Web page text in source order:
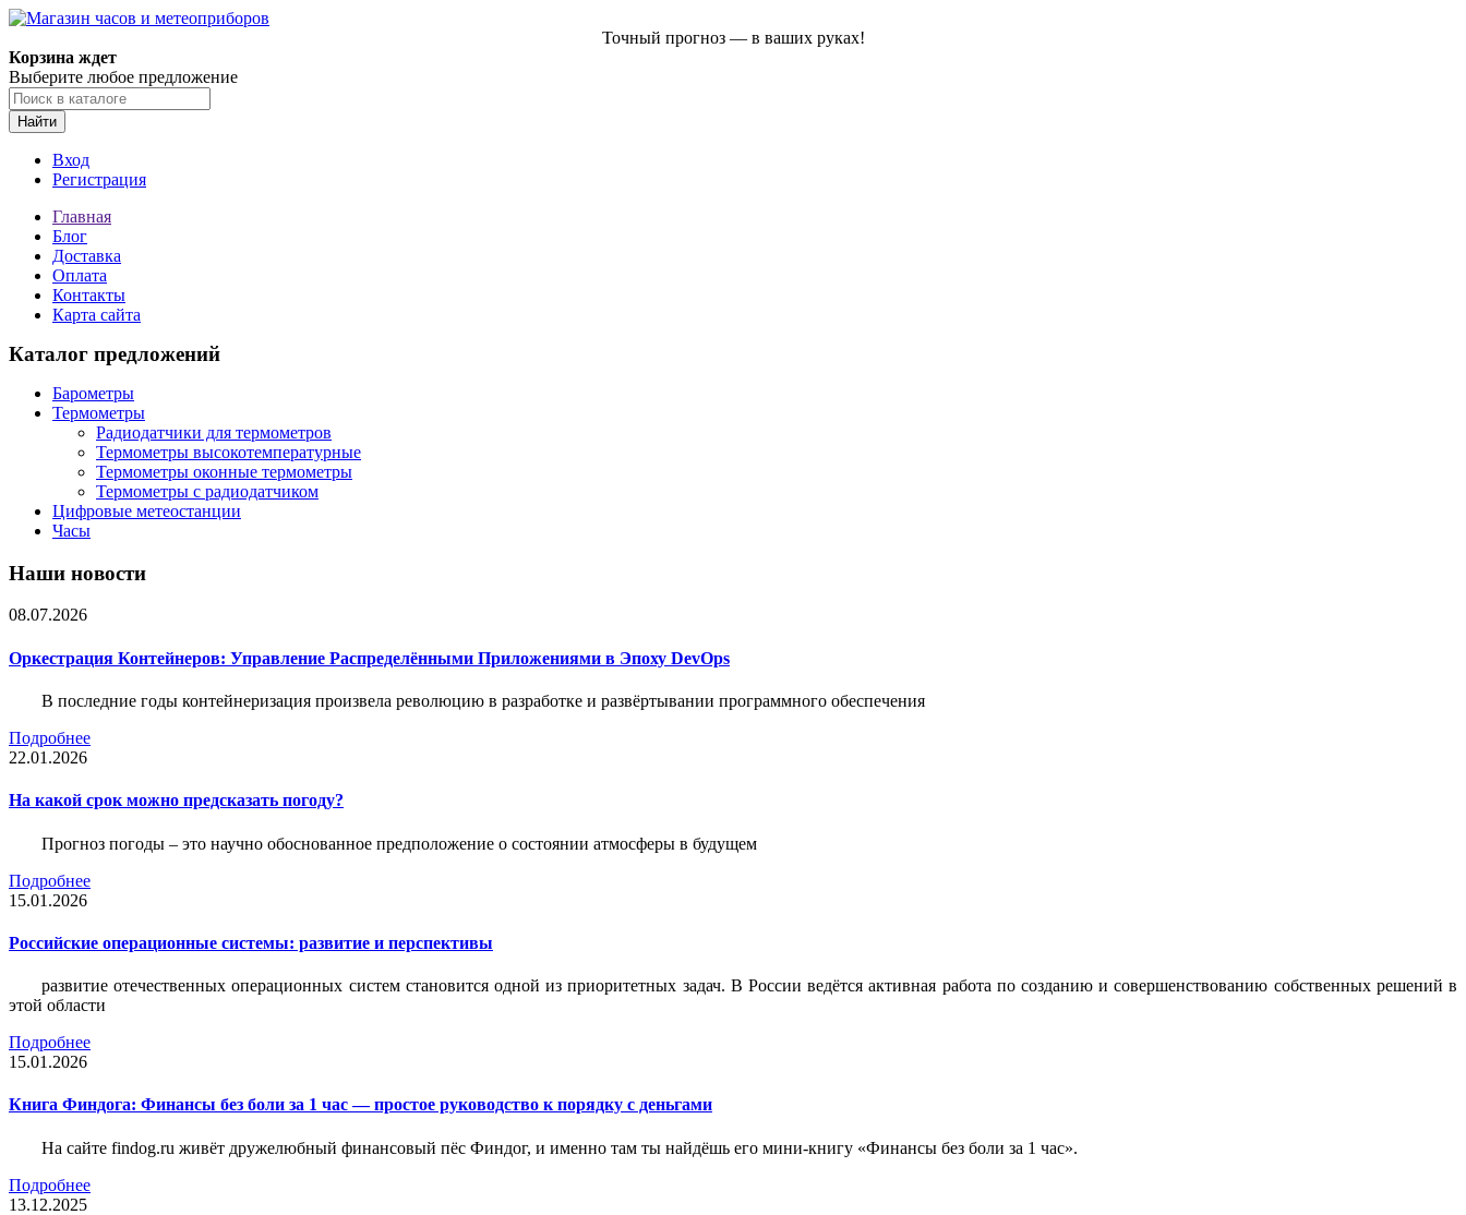
Точный прогноз — в ваших руках!
Корзина ждет
Выберите любое предложение
Найти
Вход
Регистрация
Главная
Блог
Доставка
Оплата
Контакты
Карта сайта
Каталог предложений
Барометры
Термометры
Радиодатчики для термометров
Термометры высокотемпературные
Термометры оконные термометры
Термометры с радиодатчиком
Цифровые метеостанции
Часы
Наши новости
08.07.2026
Оркестрация Контейнеров: Управление Распределёнными Приложениями в Эпоху DevOps
В последние годы контейнеризация произвела революцию в разработке и развёртывании программного обеспечения
Подробнее
22.01.2026
На какой срок можно предсказать погоду?
Прогноз погоды – это научно обоснованное предположение о состоянии атмосферы в будущем
Подробнее
15.01.2026
Российские операционные системы: развитие и перспективы
развитие отечественных операционных систем становится одной из приоритетных задач. В России ведётся активная работа по созданию и совершенствованию собственных решений в
этой области
Подробнее
15.01.2026
Книга Финдога: Финансы без боли за 1 час — простое руководство к порядку с деньгами
На сайте findog.ru живёт дружелюбный финансовый пёс Финдог, и именно там ты найдёшь его мини‑книгу «Финансы без боли за 1 час».
Подробнее
13.12.2025